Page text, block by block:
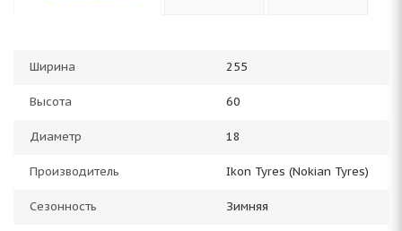
Ширина 255
Высота 60
Диаметр 18
Производитель Ikon Tyres (Nokian Tyres)
Сезонность Зимняя